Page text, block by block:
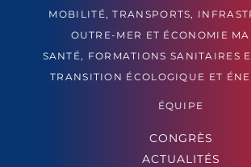
MOBILITÉ, TRANSPORTS,
OUTRE-MER ET ÉCONOMIE
SANTÉ, FORMATIONS SANITAIRES
TRANSITION ÉCOLOGIQUE ET
ÉQUIPE
CONGRÈS
ACTUALITÉS